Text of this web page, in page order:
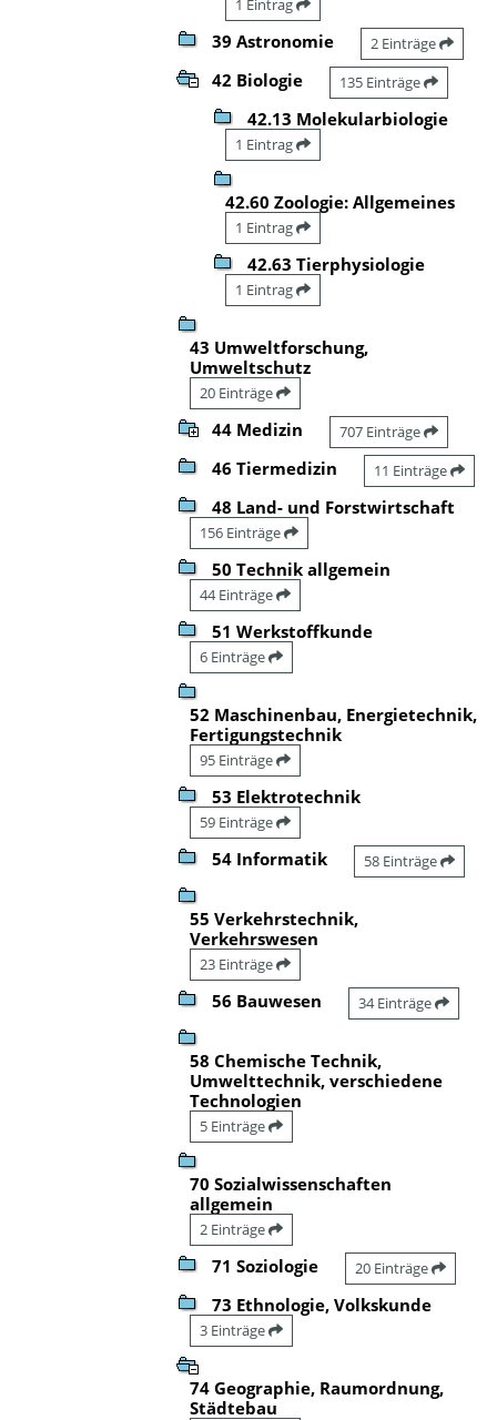
1 Eintrag
39 Astronomie 2 Einträge
42 Biologie 135 Einträge
42.13 Molekularbiologie
1 Eintrag
42.60 Zoologie: Allgemeines
1 Eintrag
42.63 Tierphysiologie
1 Eintrag
43 Umweltforschung,
Umweltschutz
20 Einträge
44 Medizin 707 Einträge
46 Tiermedizin 11 Einträge
48 Land- und Forstwirtschaft
156 Einträge
50 Technik allgemein
44 Einträge
51 Werkstoffkunde
6 Einträge
52 Maschinenbau, Energietechnik,
Fertigungstechnik
95 Einträge
53 Elektrotechnik
59 Einträge
54 Informatik 58 Einträge
55 Verkehrstechnik,
Verkehrswesen
23 Einträge
56 Bauwesen 34 Einträge
58 Chemische Technik,
Umwelttechnik, verschiedene
Technologien
5 Einträge
70 Sozialwissenschaften
allgemein
2 Einträge
71 Soziologie 20 Einträge
73 Ethnologie, Volkskunde
3 Einträge
74 Geographie, Raumordnung,
Städtebau